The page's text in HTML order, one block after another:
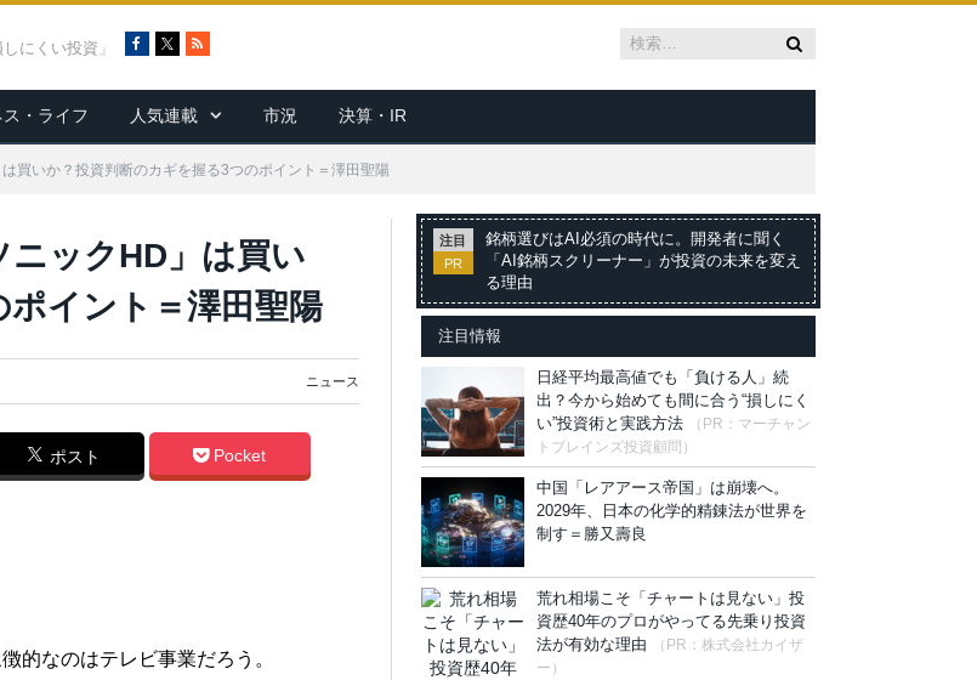
にくい投資」
c
e
b
o
R
S
ス・ライフ 人気連載 市況 決算・IR
買いか？投資判断のカギを握る3つのポイント＝澤田聖陽
ックHD」は買い
イント＝澤田聖陽
ニュース
ポスト Pocket
的なのはテレビ事業だろう。
注目
PR
銘柄選びはAI必須の時代に。開発者に聞く
「AI銘柄スクリーナー」が投資の未来を変え
る理由
注目情報
日経平均最高値でも「負ける人」続
出？今から始めても間に合う“損しにく
い”投資術と実践方法
（PR：マーチャン
トブレインズ投資顧問）
中国「レアアース帝国」は崩壊へ。
2029年、日本の化学的精錬法が世界を
制す＝勝又壽良
荒れ相場こそ「チャートは見ない」投
資歴40年のプロがやってる先乗り投資
法が有効な理由
（PR：株式会社カイザ
ー）